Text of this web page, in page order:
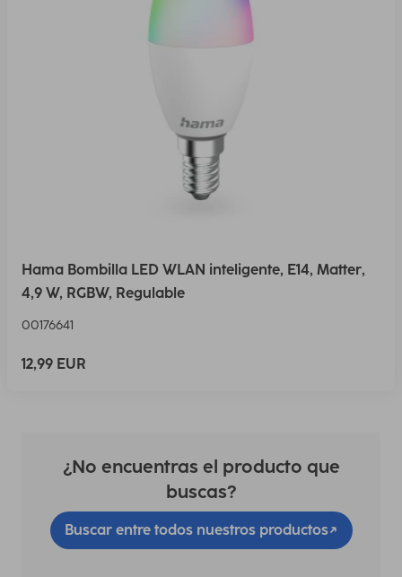
Hama Bombilla LED WLAN inteligente, E14, Matter,
4,9 W, RGBW, Regulable
00176641
12,99 EUR
¿No encuentras el producto que
buscas?
Buscar entre todos nuestros productos